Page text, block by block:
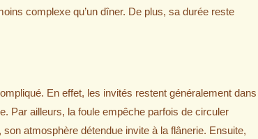
complexe qu’un dîner. De plus, sa durée reste
En effet, les invités restent généralement dans
Par ailleurs, la foule empêche parfois de circuler
atmosphère détendue invite à la flânerie. Ensuite,